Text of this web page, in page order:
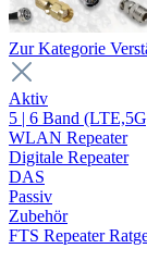
Zur Kategorie
Aktiv
5 | 6 Band
WLAN Repeater
Digitale Repeater
DAS
Passiv
Zubehör
FTS Repeater